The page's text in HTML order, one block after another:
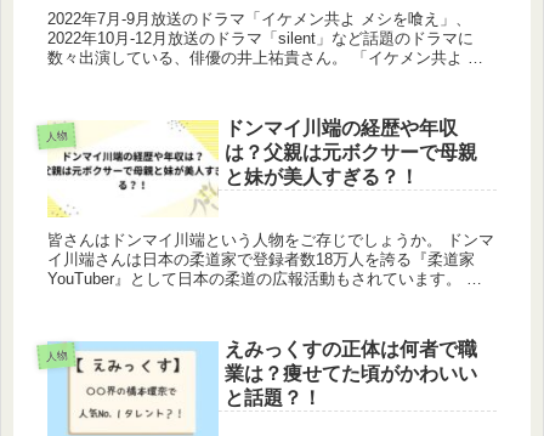
2022年7月-9月放送のドラマ「イケメン共よ メシを喰え」、
2022年10月-12月放送のドラマ「silent」など話題のドラマに
数々出演している、俳優の井上祐貴さん。 「イケメン共よ メ
人物
ドンマイ川端の経歴や年収
は？父親は元ボクサーで母親
と妹が美人すぎる？！
皆さんはドンマイ川端という人物をご存じでしょうか。 ドンマ
イ川端さんは日本の柔道家で登録者数18万人を誇る『柔道家
YouTuber』として日本の柔道の広報活動もされています。 そ
人物
えみっくすの正体は何者で職
業は？痩せてた頃がかわいい
と話題？！